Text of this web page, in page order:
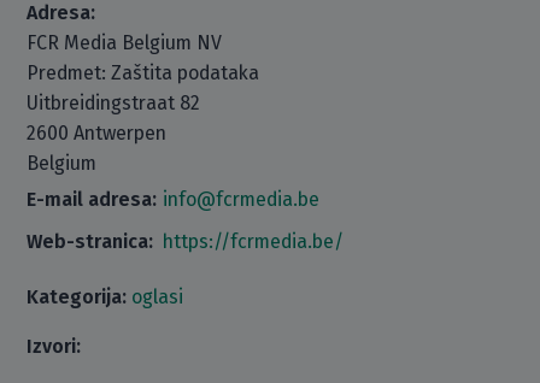
Adresa:
FCR Media Belgium NV
Predmet: Zaštita podataka
Uitbreidingstraat 82
2600 Antwerpen
Belgium
E-mail adresa: info@fcrmedia.be
Web-stranica: https://fcrmedia.be/
Kategorija: oglasi
Izvori: